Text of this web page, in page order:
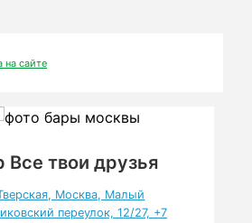
на сайте
Все твои друзья
Москва, Малый
переулок, 12/27, +7